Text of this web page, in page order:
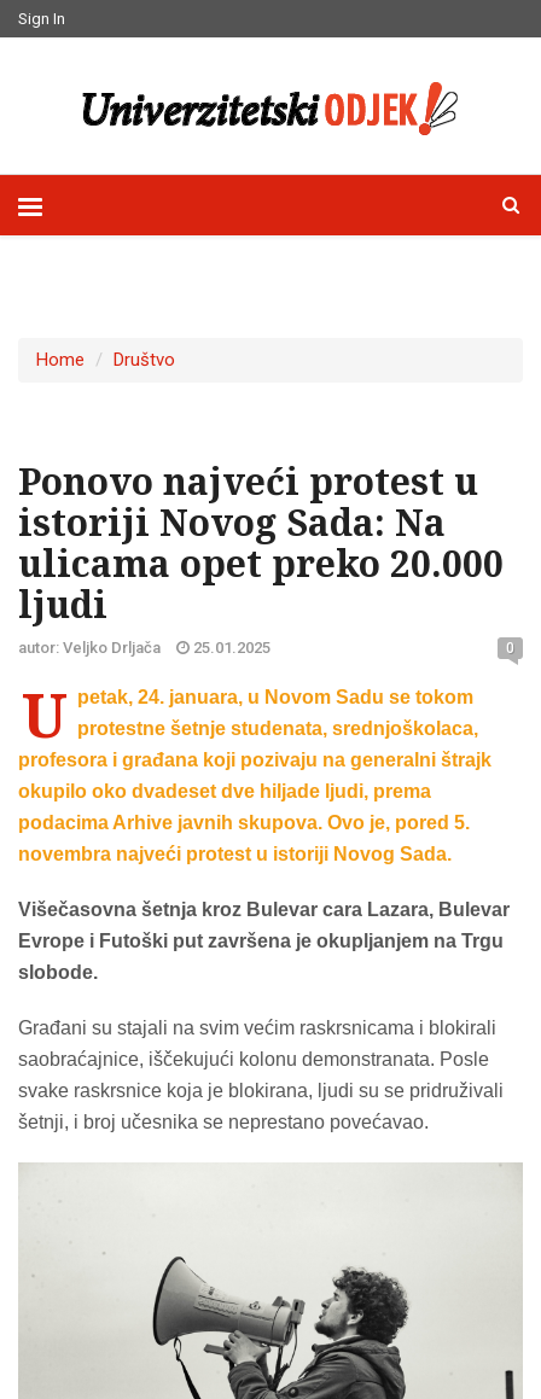
Sign In
Home Društvo
Ponovo najveći protest u
istoriji Novog Sada: Na
ulicama opet preko 20.000
ljudi
autor: Veljko Drljača 25.01.2025 0
U petak, 24. januara, u Novom Sadu se tokom
protestne šetnje studenata, srednjoškolaca,
profesora i građana koji pozivaju na generalni štrajk
okupilo oko dvadeset dve hiljade ljudi, prema
podacima Arhive javnih skupova. Ovo je, pored 5.
novembra najveći protest u istoriji Novog Sada.
Višečasovna šetnja kroz Bulevar cara Lazara, Bulevar
Evrope i Futoški put završena je okupljanjem na Trgu
slobode.
Građani su stajali na svim većim raskrsnicama i blokirali
saobraćajnice, iščekujući kolonu demonstranata. Posle
svake raskrsnice koja je blokirana, ljudi su se pridruživali
šetnji, i broj učesnika se neprestano povećavao.